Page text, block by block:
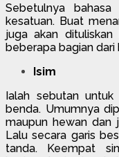
Sebetulnya
kesatuan. Buat
juga akan
beberapa bagian dari
Isim
Ialah sebutan
benda. Umumnya
maupun hewan dan
Lalu secara garis
tanda. Keempat